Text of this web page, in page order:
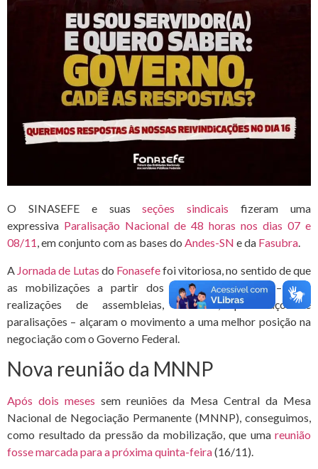
O SINASEFE e suasseções sindicais fizeram uma
expressiva Paralisação Nacional de 48 horas nos dias 07 e
08/11, em conjunto com as bases do Andes-SN e da Fasubra.
A Jornada de Lutas do Fonasefefoi vitoriosa, no sentido de que
as mobilizações a partir dos locais de trabalho – com
realizações de assembleias, debates, panfletaços e
paralisações – alçaram o movimento a uma melhor posição na
negociação com o Governo Federal.
Nova reunião da MNNP
Após dois meses sem reuniões da Mesa Central da Mesa
Nacional de Negociação Permanente (MNNP), conseguimos,
como resultado da pressão da mobilização, que uma reunião
fosse marcada para a próxima quinta-feira(16/11).